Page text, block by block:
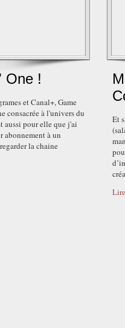
One !
et Canal+, Game
consacrée à l'univers du
aussi pour elle que j'ai
abonnement à un
la chaine
Et